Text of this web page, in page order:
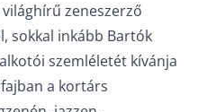
zeneszerző
sokkal inkább Bartók
szemléletét kívánja
a kortárs